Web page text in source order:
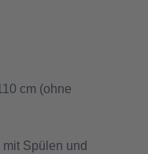
cm (ohne
Spülen und